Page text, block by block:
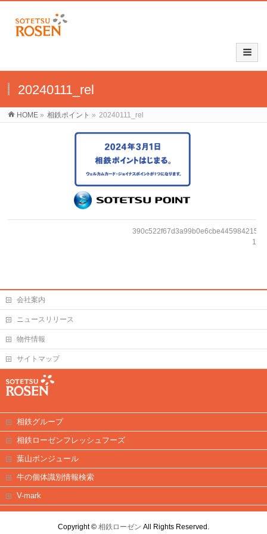
20240111_rel
HOME » 相鉄ポイント » 20240111_rel
390c522f67d3a99b0e6cbe445984215f-
1
会社案内
ニュースリリース
物件情報
サイトマップ
相鉄グループ
相鉄ローゼンフレッシュフーズ
葉山ボンジュール
牛の個体識別情報検索
V-mark
Copyright © 相鉄ローゼン All Rights Reserved.